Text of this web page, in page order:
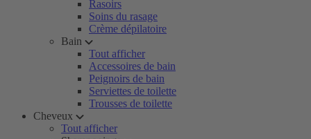
Rasoirs
Soins du rasage
Crème dépilatoire
Bain
Tout afficher
Accessoires de bain
Peignoirs de bain
Serviettes de toilette
Trousses de toilette
Cheveux
Tout afficher